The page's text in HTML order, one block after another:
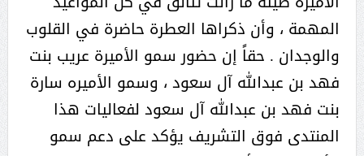
المهمة ، وأن ذكراها العطرة حاضرة في القلوب
والوجدان . حقاً إن حضور سمو الأميرة عريب بنت
فهد بن عبدالله آل سعود ، وسمو الأميره سارة
بنت فهد بن عبدالله آل سعود لفعاليات هذا
المنتدى فوق التشريف يؤكد على دعم سمو